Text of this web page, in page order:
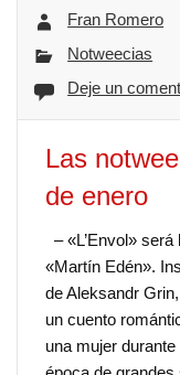
Fran Romero
Notweecias
Deje un
Las
de enero
– «L’Envol»
«Martín Edén».
de Aleksandr
un cuento
una mujer